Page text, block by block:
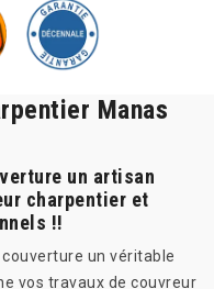
Manas
un artisan
charpentier et
!!
un véritable
vos travaux de couvreur